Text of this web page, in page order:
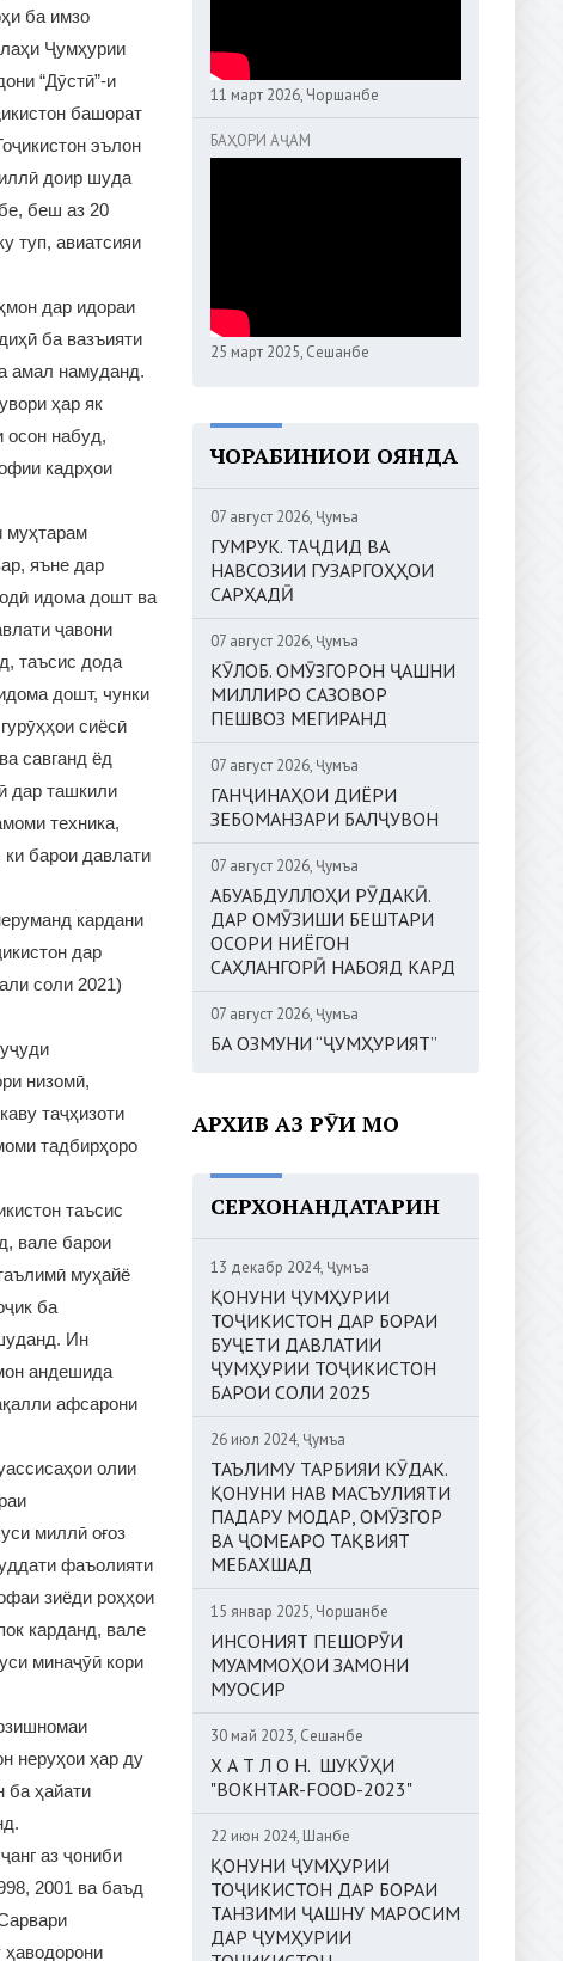
ба имзо
Ҷумҳурии
“Дӯстӣ”-и
башорат
эълон
доир шуда
беш аз 20
туп, авиатсияи
дар идораи
ба вазъияти
амал намуданд.
ҳар як
осон набуд,
кадрҳои
муҳтарам
яъне дар
идома дошт ва
ҷавони
таъсис дода
дошт, чунки
сиёсӣ
савганд ёд
дар ташкили
техника,
барои давлати
кардани
дар
соли 2021)
низомӣ,
таҷҳизоти
тадбирҳоро
таъсис
вале барои
муҳайё
ба
Ин
андешида
афсарони
олии
миллӣ оғоз
фаъолияти
зиёди роҳҳои
карданд, вале
минаҷӯӣ кори
неруҳои ҳар ду
ба ҳайати
аз ҷониби
2001 ва баъд
11 март 2026, Чоршанбе
БАҲОРИ АҶАМ
25 март 2025, Сешанбе
ЧОРАБИНИҲОИ ОЯНДА
07 август 2026, Ҷумъа
ГУМРУК. ТАҶДИД ВА
НАВСОЗИИ ГУЗАРГОҲҲОИ
САРҲАДӢ
07 август 2026, Ҷумъа
КӮЛОБ. ОМӮЗГОРОН ҶАШНИ
МИЛЛИРО САЗОВОР
ПЕШВОЗ МЕГИРАНД
07 август 2026, Ҷумъа
ГАНҶИНАҲОИ ДИЁРИ
ЗЕБОМАНЗАРИ БАЛҶУВОН
07 август 2026, Ҷумъа
АБУАБДУЛЛОҲИ РӮДАКӢ.
ДАР ОМӮЗИШИ БЕШТАРИ
ОСОРИ НИЁГОН
САҲЛАНГОРӢ НАБОЯД КАРД
07 август 2026, Ҷумъа
БА ОЗМУНИ “ҶУМҲУРИЯТ”
АРХИВ АЗ РӮИ МОҲ
СЕРХОНАНДАТАРИН
13 декабр 2024, Ҷумъа
ҚОНУНИ ҶУМҲУРИИ
ТОҶИКИСТОН ДАР БОРАИ
БУҶЕТИ ДАВЛАТИИ
ҶУМҲУРИИ ТОҶИКИСТОН
БАРОИ СОЛИ 2025
26 июл 2024, Ҷумъа
ТАЪЛИМУ ТАРБИЯИ КӮДАК.
ҚОНУНИ НАВ МАСЪУЛИЯТИ
ПАДАРУ МОДАР, ОМӮЗГОР
ВА ҶОМЕАРО ТАҚВИЯТ
МЕБАХШАД
15 январ 2025, Чоршанбе
ИНСОНИЯТ ПЕШОРӮИ
МУАММОҲОИ ЗАМОНИ
МУОСИР
30 май 2023, Сешанбе
Х А Т Л О Н. ШУКӮҲИ
"BOKHTAR-FOOD-2023"
22 июн 2024, Шанбе
ҚОНУНИ ҶУМҲУРИИ
ТОҶИКИСТОН ДАР БОРАИ
ТАНЗИМИ ҶАШНУ МАРОСИМ
ДАР ҶУМҲУРИИ